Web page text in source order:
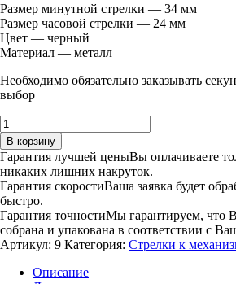
Размер минутной стрелки — 34 мм
Размер часовой стрелки — 24 мм
Цвет — черный
Материал — металл
Необходимо обязательно заказывать
выбор
Количество
товара
9:
24/34
мм,
металлические,
чёрные
В корзину
Гарантия лучшей ценыВы оплачиваете
никаких лишних накруток.
Гарантия скоростиВаша заявка будет
быстро.
Гарантия точностиМы гарантируем, что
собрана и упакована в соответствии с
Артикул: 9 Категория: Стрелки к
Описание